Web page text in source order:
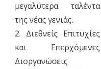
μεγαλύτερα ταλέντα
της νέας γενιάς.
​2. Διεθνείς Επιτυχίες
και Επερχόμενες
Διοργανώσεις